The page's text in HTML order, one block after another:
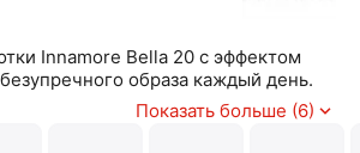
Innamore Bella 20 с эффектом
образа каждый день.
Показать больше (6)